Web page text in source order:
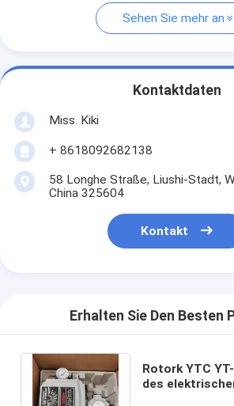
Sehen Sie mehr an
Kontaktdaten
Miss. Kiki
+ 8618092682138
58 Longhe Straße, Liushi-Stadt,
China 325604
Kontakt
Erhalten Sie Den Besten
Rotork YTC
des